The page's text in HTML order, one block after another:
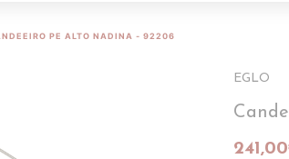
PE ALTO NADINA - 92206
EGLO